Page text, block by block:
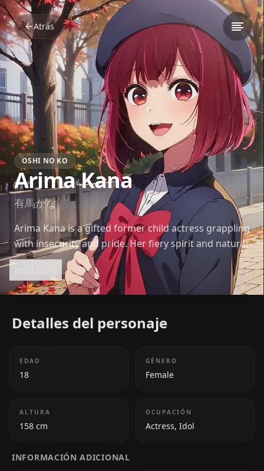
Atrás
OSHI NO KO
Arima Kana
有馬かな
Arima Kana is a gifted former child actress grappling
with insecurity and pride. Her fiery spirit and natural
talent shine brightest on stage despite her self-
doubt.
Detalles del personaje
EDAD
18
GÉNERO
Female
ALTURA
158 cm
OCUPACIÓN
Actress, Idol
INFORMACIÓN ADICIONAL